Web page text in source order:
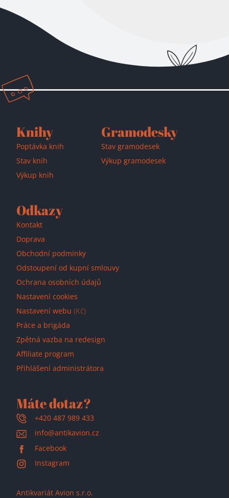
Přidáno do košíku!
Knihy
Poptávka knih
Stav knih
Výkup knih
Gramodesky
Stav gramodesek
Výkup gramodesek
Odkazy
Kontakt
Doprava
Obchodní podmínky
Odstoupení od kupní smlouvy
Ochrana osobních údajů
Nastavení cookies
Nastavení webu (Kč)
Práce a brigáda
Zpětná vazba na redesign
Affiliate program
Přihlášení administrátora
Máte dotaz?
+420 487 989 433
info@antikavion.cz
Facebook
Instagram
Antikvariát Avion s.r.o.